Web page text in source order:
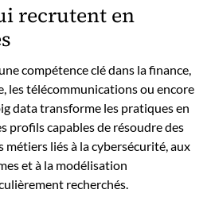
recrutent en
compétence clé dans la finance,
les télécommunications ou encore
data transforme les pratiques en
profils capables de résoudre des
métiers liés à la cybersécurité, aux
et à la modélisation
recherchés.